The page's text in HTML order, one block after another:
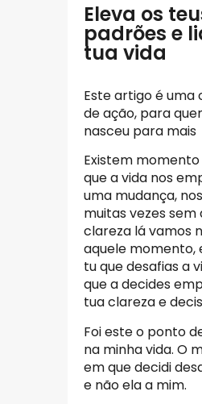
Eleva os
padrões e
tua vida
Este artigo é uma
de ação, para
nasceu para mais
Existem
que a vida nos
uma mudança,
muitas vezes sem
clareza lá vamos
aquele momento,
tu que desafias a
que a decides
tua clareza e
Foi este o ponto
na minha vida. O
em que decidi
e não ela a mim.